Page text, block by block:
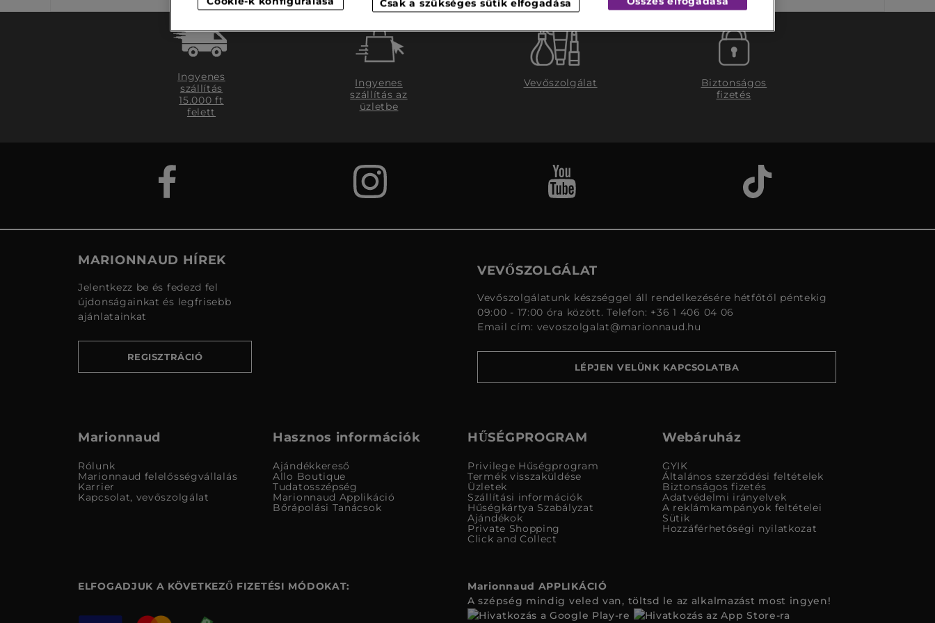
Ingyenes
szállítás
15.000 ft
felett
Ingyenes
szállítás az
üzletbe
Vevőszolgálat
Biztonságos
fizetés
MARIONNAUD HÍREK
Jelentkezz be és fedezd fel
újdonságainkat és legfrisebb
ajánlatainkat
REGISZTRÁCIÓ
VEVŐSZOLGÁLAT
Vevőszolgálatunk készséggel áll rendelkezésére hétfőtől péntekig
09:00 - 17:00 óra között. Telefon: +36 1 406 04 06
Email cím: vevoszolgalat@marionnaud.hu
LÉPJEN VELÜNK KAPCSOLATBA
Marionnaud
Rólunk
Marionnaud felelősségvállalás
Karrier
Kapcsolat, vevőszolgálat
Hasznos információk
Ajándékkereső
Allo Boutique
Tudatosszépség
Marionnaud Applikáció
Bőrápolási Tanácsok
HŰSÉGPROGRAM
Privilege Hűségprogram
Termék visszaküldése
Üzletek
Szállítási információk
Hűségkártya Szabályzat
Ajándékok
Private Shopping
Click and Collect
Webáruház
GYIK
Általános szerződési feltételek
Biztonságos fizetés
Adatvédelmi irányelvek
A reklámkampányok feltételei
Sütik
Hozzáférhetőségi nyilatkozat
ELFOGADJUK A KÖVETKEZŐ FIZETÉSI MÓDOKAT:
Marionnaud APPLIKÁCIÓ
A szépség mindig veled van, töltsd le az alkalmazást most ingyen!
Csak a szükséges sütik elfogadása